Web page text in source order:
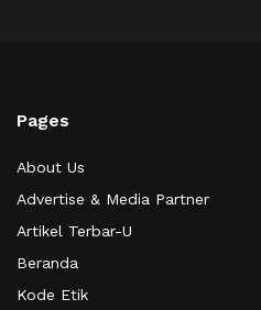
Pages
About Us
Advertise & Media Partner
Artikel Terbar-U
Beranda
Kode Etik